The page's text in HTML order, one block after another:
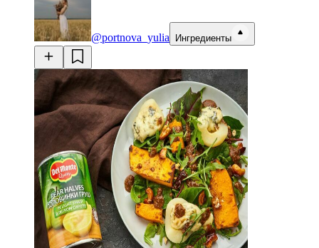
@portnova_yulia Ингредиенты